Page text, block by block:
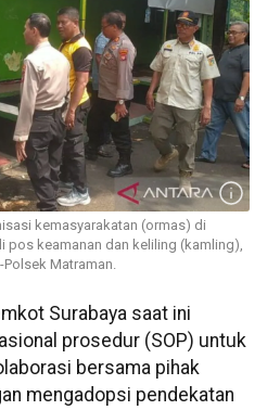
kemasyarakatan (ormas) di
pos keamanan dan keliling (kamling),
Matraman.
Surabaya saat ini
prosedur (SOP) untuk
bersama pihak
mengadopsi pendekatan